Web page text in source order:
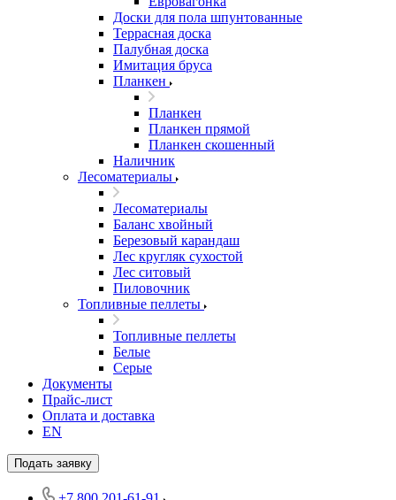
Доски для пола шпунтованные
Террасная доска
Палубная доска
Имитация бруса
Планкен
Планкен
Планкен прямой
Планкен скошенный
Наличник
Лесоматериалы
Лесоматериалы
Баланс хвойный
Березовый карандаш
Лес кругляк сухостой
Лес ситовый
Пиловочник
Топливные пеллеты
Топливные пеллеты
Белые
Серые
Документы
Прайс-лист
Оплата и доставка
EN
Подать заявку